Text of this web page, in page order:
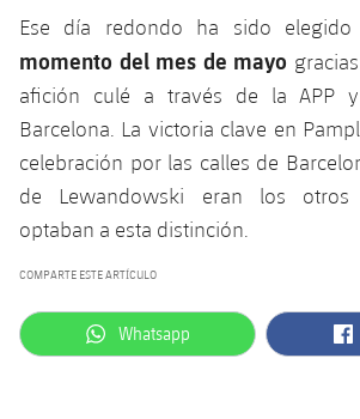
La Masia
Servicios
Accesibilidad
plusicon
más
Acreditaciones
Instalaciones
SUB8 A
Jugadores
Fotos
Historia
Palmarés
Jugadores
Fotos
Infantil A
Infantil B
Calendario
Resultados
Clasificaciones
Fotos
Actualidad
Calendario
Resultados
Jugadores
Base
plusicon
más
Actualidad
Juvenil
Infantil
Campus Verano
PLUSICON
MÁS
plusicon
Actualidad
Barça Atlètic
plusicon
más
Ese día redondo ha sido
momento del mes de mayo
afición culé a través de la APP
Barcelona. La victoria clave en
celebración por las calles de
de Lewandowski eran los otros
optaban a esta distinción.
COMPARTE ESTE ARTÍCULO
label.aria.whatsapp
Whatsapp